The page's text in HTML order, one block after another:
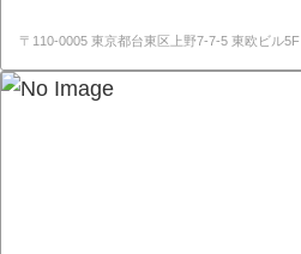
〒110-0005 東京都台東区上野7-7-5 東欧ビル5F